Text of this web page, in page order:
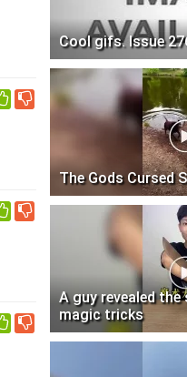
0
0
0
Cool gifs. Issue
The Gods Cursed
A guy revealed
magic tricks